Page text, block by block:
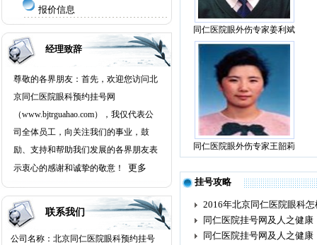
报价信息
经理致辞
尊敬的各界朋友：首先，欢迎您访问北
京同仁医院眼科预约挂号网
（www.bjtrguahao.com），我仅代表公
司全体员工，向关注我们的事业，鼓
励、支持和帮助我们发展的各界朋友表
示衷心的感谢和诚挚的敬意！
更多
联系我们
公司名称：北京同仁医院眼科预约挂号
同仁医院眼外伤专家姜利斌
同仁医院眼外伤专家王韶莉
挂号攻略
2016年北京同仁医院眼科
同仁医院挂号网及人之健康
同仁医院挂号网及人之健康